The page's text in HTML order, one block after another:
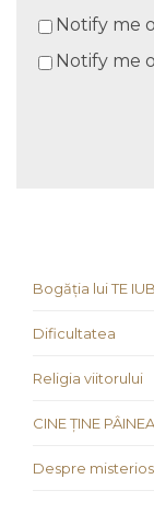
Notify me
Notify me
Bogăția lui TE
Dificultatea
Religia viitorului
CINE ȚINE PÂINEA
Despre